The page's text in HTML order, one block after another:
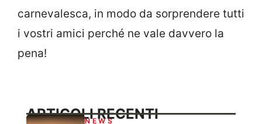
carnevalesca, in modo da sorprendere tutti
i vostri amici perché ne vale davvero la
pena!
ARTICOLI RECENTI
NEWS